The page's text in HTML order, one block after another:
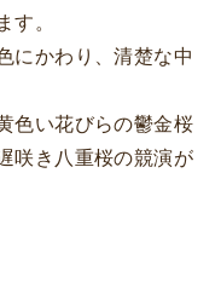
す。
にかわり、清楚な中
色い花びらの鬱金桜
咲き八重桜の競演が